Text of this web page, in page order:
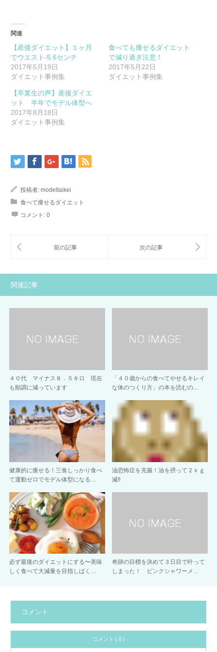
(新
し
い
ウ
ィ
ン
ド
で
開
き
ま
す)
ッ
ク
し
て
く
だ
さ
(新
し
い
ウ
ィ
ン
ド
ま
す)
関連
【産後ダイエット】１ヶ月
でウエスト-5.6センチ
2017年5月19日
ダイエット事例集
食べても痩せるダイエット
で減り過ぎ注意！
2017年5月22日
ダイエット事例集
【卒業生の声】産後ダイエ
ット 半年でモデル体型へ
2017年8月18日
ダイエット事例集
投稿者: modeltaikei
食べて痩せるダイエット
コメント: 0
関連記事
４０代 マイナス８．５キロ 現在
も順調に減っています
「４０歳からの食べてやせるキレイ
な体のつくり方」の本を読むの…
健康的に痩せる！三食しっかり食べ
て運動ゼロでモデル体型になる…
油恐怖症を克服！油を摂って２ｋｇ
減‼︎
必ず最後のダイエットにする〜美味
しく食べて大減量を目指しばく…
奇跡の目標を決めて３日目で叶って
しまった！ ピンクシャワーメ…
コメント
コメント ( 0 )